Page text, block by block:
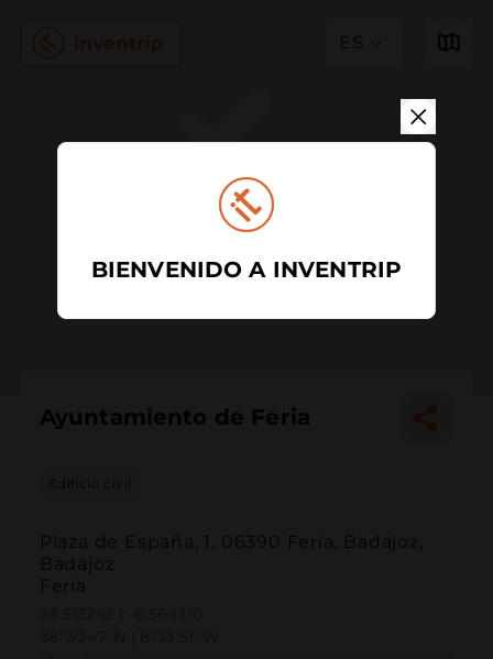
ES
Ayuntamiento de Feria
Edificio civil
Plaza de España, 1, 06390 Feria, Badajoz,
Badajoz
Feria
BIENVENIDO A INVENTRIP